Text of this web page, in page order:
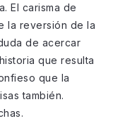
El carisma de
la reversión de la
de acercar
que resulta
que la
también.